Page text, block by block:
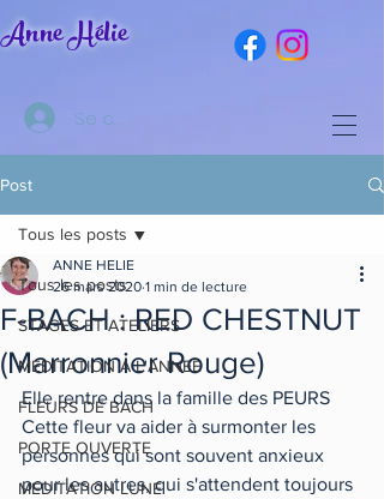
Anne Hélie
Se connecter
Post
Tous les posts
STAGES ET ATELIERS
MEDITATION A L'ANNEE
FLEURS DE BACH
PORTE OUVERTE
MEDITATION LUNE
Tous les posts
F-BACH : RED CHESTNUT
(Marronnier Rouge)
ANNE HELIE
26 mars 2020 1 min de lecture
Elle rentre dans la famille des PEURS
Cette fleur va aider à surmonter les
personnes qui sont souvent anxieux
pour les autres, qui s'attendent toujours